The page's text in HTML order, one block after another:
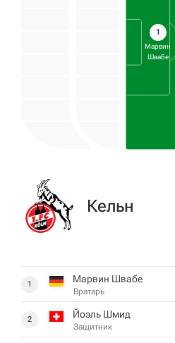
1
Марвин
Швабе
Кельн
1 Марвин Швабе
Вратарь
2 Йоэль Шмид
Защитник